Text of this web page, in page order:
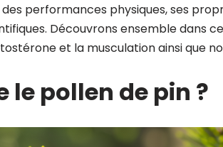
performances physiques, ses
Découvrons ensemble dans
et la musculation ainsi que
le pollen de pin ?